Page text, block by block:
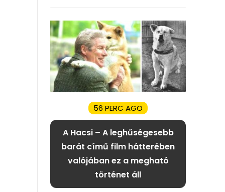
56 PERC AGO
A Hacsi – A leghűségesebb
barát című film hátterében
valójában ez a megható
történet áll